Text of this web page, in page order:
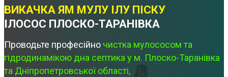
ВИКАЧКА ЯМ МУЛУ ІЛУ ПІСКУ
ІЛОСОС ПЛОСКО-ТАРАНІВКА
Проводьте професійно чистка мулососом та
гідродинамікою дна септика у м. Плоско-Таранівка
та Дніпропетровської області,